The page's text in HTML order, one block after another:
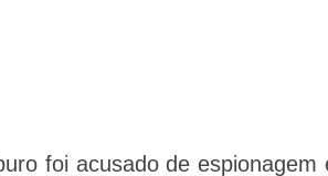
foi acusado de espionagem